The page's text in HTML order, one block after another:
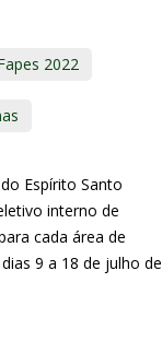
2022
Espírito Santo
interno de
cada área de
9 a 18 de julho de